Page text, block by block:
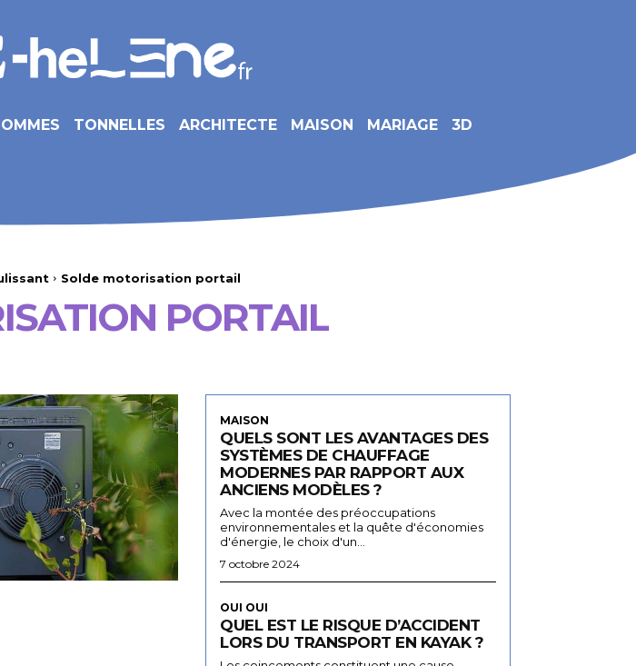
TONNELLES ARCHITECTE MAISON MARIAGE 3D
Solde motorisation portail
PORTAIL
MAISON
QUELS SONT LES AVANTAGES DES
SYSTÈMES DE CHAUFFAGE
MODERNES PAR RAPPORT AUX
ANCIENS MODÈLES ?
Avec la montée des préoccupations
environnementales et la quête d'économies
d'énergie, le choix d'un...
7 octobre 2024
OUI OUI
QUEL EST LE RISQUE D’ACCIDENT
LORS DU TRANSPORT EN KAYAK ?